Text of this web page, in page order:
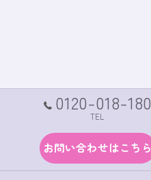
0120-018-180
TEL
お問い合わせはこちら